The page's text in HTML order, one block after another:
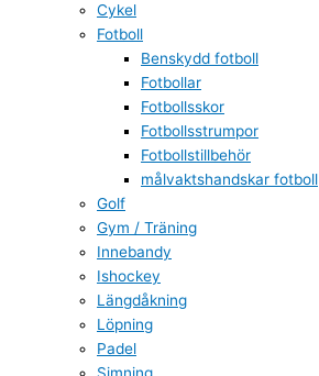
Cykel
Fotboll
Benskydd fotboll
Fotbollar
Fotbollsskor
Fotbollsstrumpor
Fotbollstillbehör
målvaktshandskar fotboll
Golf
Gym / Träning
Innebandy
Ishockey
Längdåkning
Löpning
Padel